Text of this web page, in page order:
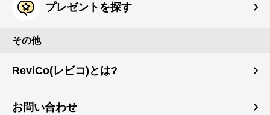
プレゼントを探す
その他
ReviCo(レビコ)とは?
お問い合わせ